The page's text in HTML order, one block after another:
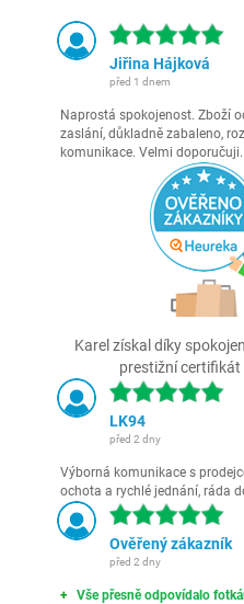
Jiřina Hájková
před 1 dnem
Naprostá spokojenost. Zboží
zaslání, důkladně zabaleno,
komunikace. Velmi doporučuji.
Karel získal díky
prestižní certifikát
LK94
před 2 dny
Výborná komunikace s
ochota a rychlé jednání, ráda
Ověřený zákazník
před 2 dny
Vše přesně odpovídalo